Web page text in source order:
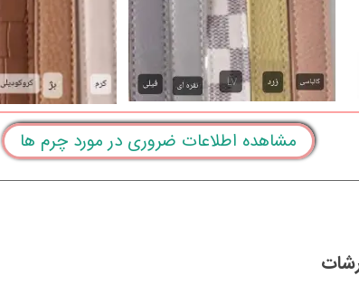
مشاهده اطلاعات ضروری در مورد چرم ها